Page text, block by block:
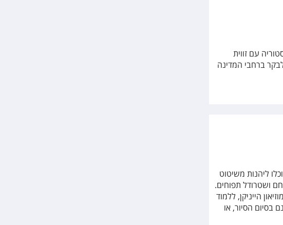
עם זווית
ברחבי המדינה
ליהנות משיטוט
ושטרודל תפוחים.
הייניקן, ללמוד
הסיור, או